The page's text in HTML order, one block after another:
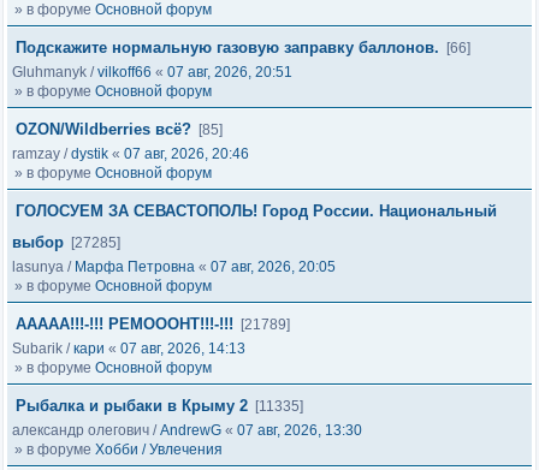
» в форуме Основной форум
Подскажите нормальную газовую заправку баллонов.
[66]
Gluhmanyk /vilkoff66 « 07 авг, 2026, 20:51
» в форуме Основной форум
OZON/Wildberries всё? [85]
ramzay /dystik « 07 авг, 2026, 20:46
» в форуме Основной форум
ГОЛОСУЕМ ЗА СЕВАСТОПОЛЬ! Город России. Национальный
выбор [27285]
lasunya / Марфа Петровна « 07 авг, 2026, 20:05
» в форуме Основной форум
ААААА!!!-!!! РЕМОООНТ!!!-!!!
[21789]
Subarik /кари « 07 авг, 2026, 14:13
» в форуме Основной форум
Рыбалка и рыбаки в Крыму 2 [11335]
александр олегович /AndrewG « 07 авг, 2026, 13:30
» в форуме Хобби / Увлечения